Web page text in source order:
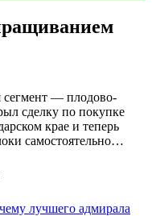
сегмент — плодово-
сделку по покупке
крае и теперь
самостоятельно…
лучшего адмирала